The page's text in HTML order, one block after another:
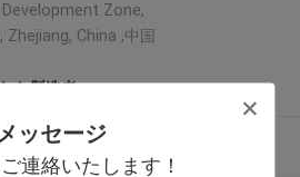
メッセージ
連絡いたします！
Zone,
Zhejiang, China ,中国
た製造者
を見て下さい